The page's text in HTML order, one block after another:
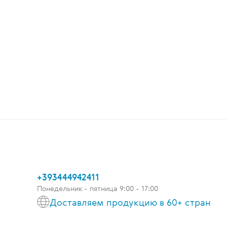
+393444942411
Понедельник - пятница 9:00 - 17:00
Доставляем продукцию в 60+ стран